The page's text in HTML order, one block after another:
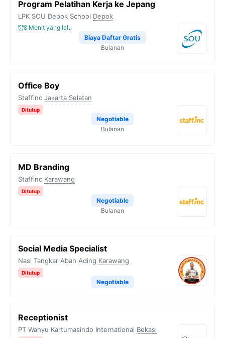
Program Pelatihan Kerja ke Jepang
LPK SOU Depok School Depok
8 Menit yang lalu
Biaya Daftar Gratis
Bulanan
Office Boy
Staffinc Jakarta Selatan
Ditutup
Negotiable
Bulanan
MD Branding
Staffinc Karawang
Ditutup
Negotiable
Bulanan
Social Media Specialist
Nasi Tangkar Abah Ading Karawang
Ditutup
Negotiable
Receptionist
PT Wahyu Kartumasindo International Bekasi